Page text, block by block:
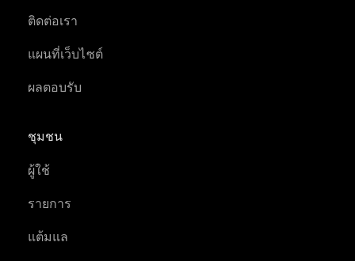
ติดต่อเรา
แผนที่เว็บไซต์
ผลตอบรับ
ชุมชน
ผู้ใช้
รายการ
แต้มแล